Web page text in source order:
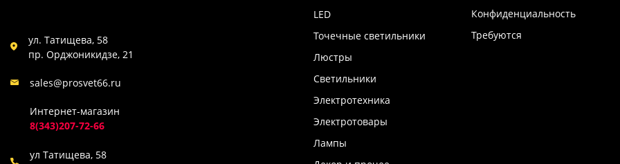
ул. Татищева, 58
пр. Орджоникидзе, 21
sales@prosvet66.ru
Интернет-магазин
8(343)207-72-66
ул Татищева, 58
LED
Точечные светильники
Люстры
Светильники
Электротехника
Электротовары
Лампы
Конфиденциальность
Требуются